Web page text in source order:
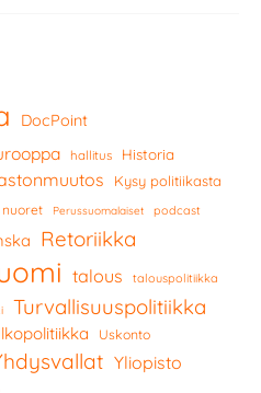
DocPoint
hallitus Historia
Kysy politiikasta
nuoret Perussuomalaiset podcast
Retoriikka
talous talouspolitiikka
Turvallisuuspolitiikka
Uskonto
Yliopisto